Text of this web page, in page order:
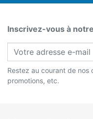
Inscrivez-vous à
Restez au courant de nos
promotions, etc.